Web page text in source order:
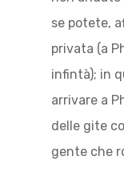
se potete,
privata (a
infintà); in
arrivare a
delle gite
gente che